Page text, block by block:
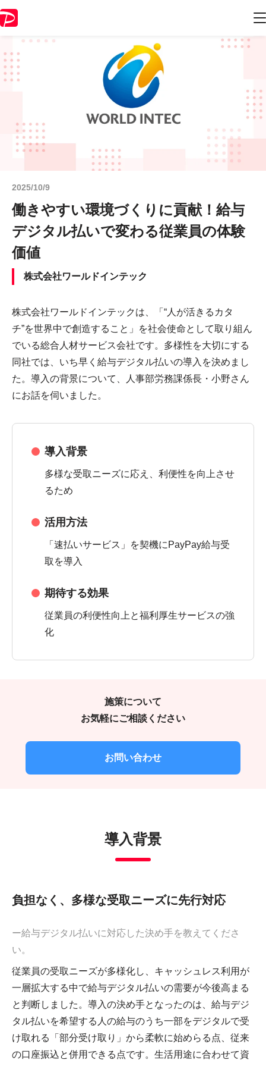
2025/10/9
働きやすい環境づくりに貢献！給与
デジタル払いで変わる従業員の体験
価値
株式会社ワールドインテック
株式会社ワールドインテックは、「“人が活きるカタ
チ”を世界中で創造すること」を社会使命として取り組ん
でいる総合人材サービス会社です。多様性を大切にする
同社では、いち早く給与デジタル払いの導入を決めまし
た。導入の背景について、人事部労務課係長・小野さん
にお話を伺いました。
導入背景
多様な受取ニーズに応え、利便性を向上させ
るため
活用方法
「速払いサービス」を契機にPayPay給与受
取を導入
期待する効果
従業員の利便性向上と福利厚生サービスの強
化
施策について
お気軽にご相談ください
お問い合わせ
導入背景
負担なく、多様な受取ニーズに先行対応
ー給与デジタル払いに対応した決め手を教えてくださ
い。
従業員の受取ニーズが多様化し、キャッシュレス利用が
一層拡大する中で給与デジタル払いの需要が今後高まる
と判断しました。導入の決め手となったのは、給与デジ
タル払いを希望する人の給与のうち一部をデジタルで受
け取れる「部分受け取り」から柔軟に始めらる点、従来
の口座振込と併用できる点です。生活用途に合わせて資